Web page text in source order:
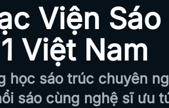
Viện
Việt Nam
học sáo trúc chuyên
sáo cùng nghệ sĩ ưu